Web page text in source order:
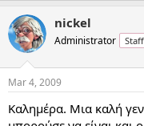
nickel
Administrator
Mar 4, 2009
Καλημέρα. Μια καλή